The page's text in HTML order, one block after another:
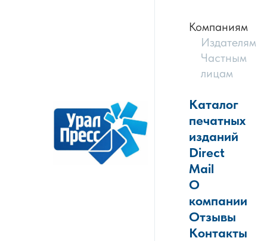
Компаниям
Издателям
Частным
лицам
Каталог
печатных
изданий
Direct
Mail
О
компании
Отзывы
Контакты